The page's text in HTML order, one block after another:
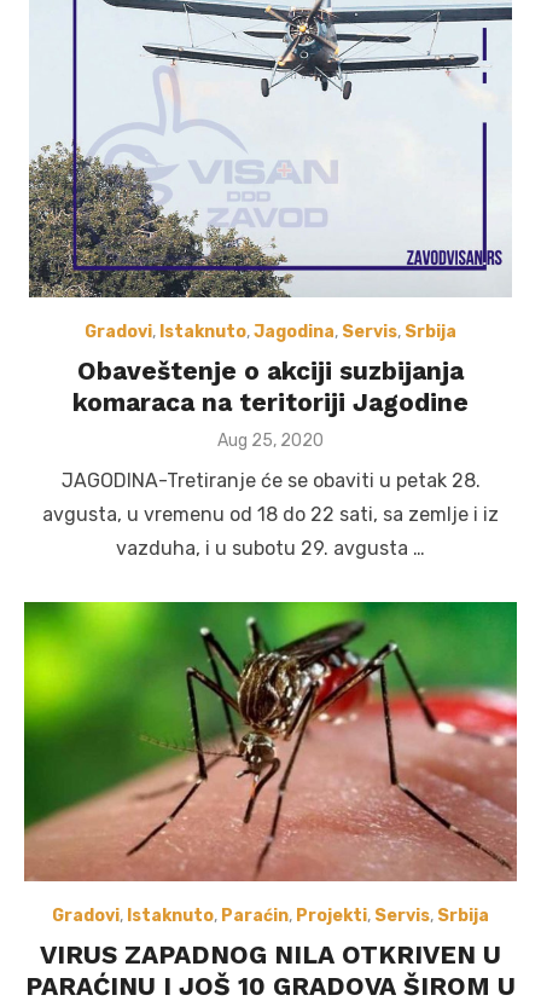
Gradovi, Istaknuto,Jagodina, Servis, Srbija
Obaveštenje o akciji suzbijanja
komaraca na teritoriji Jagodine
Posted
Aug 25, 2020
JAGODINA-Tretiranje će se obaviti u petak 28.
avgusta, u vremenu od 18 do 22 sati, sa zemlje i iz
vazduha, i u subotu 29. avgusta …
Gradovi, Istaknuto, Paraćin, Projekti, Servis, Srbija
VIRUS ZAPADNOG NILA OTKRIVEN U
PARAĆINU I JOŠ 10 GRADOVA ŠIROM U